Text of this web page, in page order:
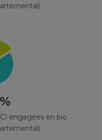
engagées en bio